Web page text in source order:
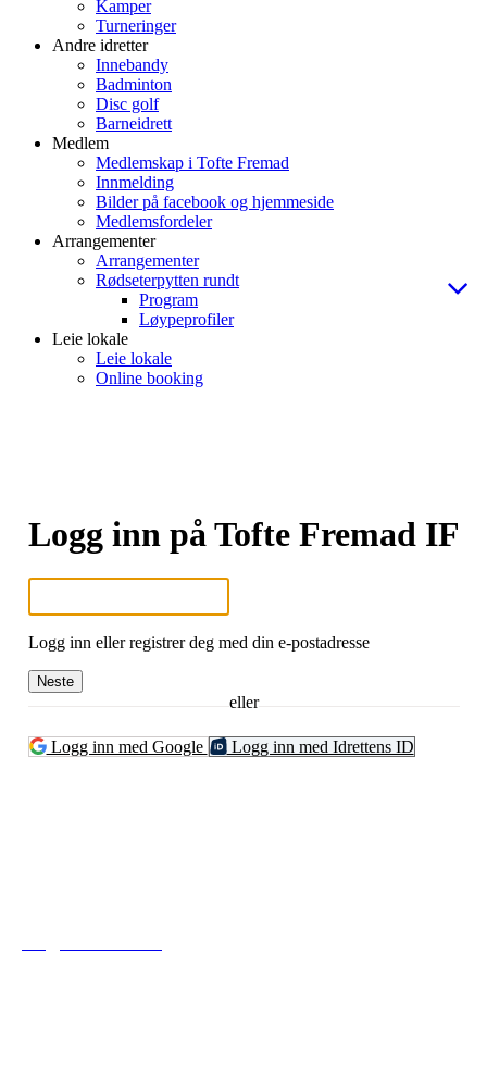
Kamper
Turneringer
Andre idretter
Innebandy
Badminton
Disc golf
Barneidrett
Medlem
Medlemskap i Tofte Fremad
Innmelding
Bilder på facebook og hjemmeside
Medlemsfordeler
Arrangementer
Arrangementer
Rødseterpytten rundt
Program
Løypeprofiler
Leie lokale
Leie lokale
Online booking
Logg inn på Tofte Fremad IF
Logg inn eller registrer deg med din e-postadresse
Neste
eller
Logg inn med Google Logg inn med Idrettens ID